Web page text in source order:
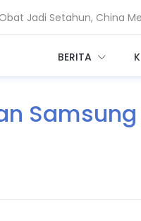
Jadi Setahun, China
Privileged Access bagi
BERITA